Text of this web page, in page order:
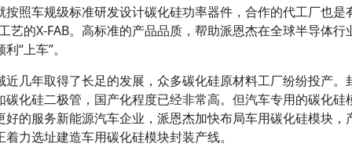
照车规级标准研发设计碳化硅功率器件，合作的代工厂也是
艺的X-FAB。高标准的产品品质，帮助派恩杰在全球半导体行
“上车”。
几年取得了长足的发展，众多碳化硅原材料工厂纷纷投产。
化硅二极管，国产化程度已经非常高。但汽车专用的碳化硅
的服务新能源汽车企业，派恩杰加快布局车用碳化硅模块，
力选址建造车用碳化硅模块封装产线。